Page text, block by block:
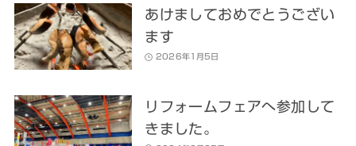
あけましておめでとうござい
ます
2026年1月5日
リフォームフェアへ参加して
きました。